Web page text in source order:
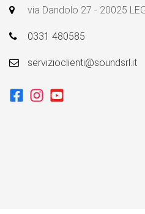
via Dandolo 27 - 20025
0331 480585
servizioclienti@soundsrl.it